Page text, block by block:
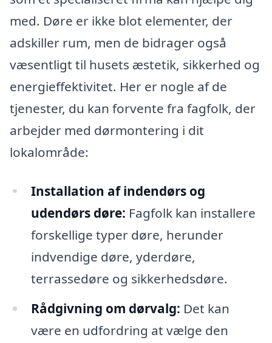
med. Døre er ikke blot elementer, der
adskiller rum, men de bidrager også
væsentligt til husets æstetik, sikkerhed og
energieffektivitet. Her er nogle af de
tjenester, du kan forvente fra fagfolk, der
arbejder med dørmontering i dit
lokalområde:
Installation af indendørs og
udendørs døre: Fagfolk kan installere
forskellige typer døre, herunder
indvendige døre, yderdøre,
terrassedøre og sikkerhedsdøre.
Rådgivning om dørvalg: Det kan
være en udfordring at vælge den